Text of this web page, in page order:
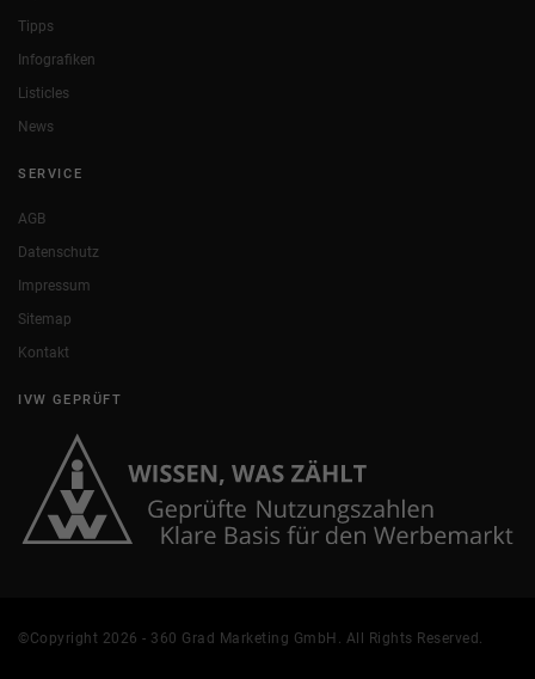
Tipps
Infografiken
Listicles
News
SERVICE
AGB
Datenschutz
Impressum
Sitemap
Kontakt
IVW GEPRÜFT
©Copyright 2026 - 360 Grad Marketing GmbH. All Rights Reserved.